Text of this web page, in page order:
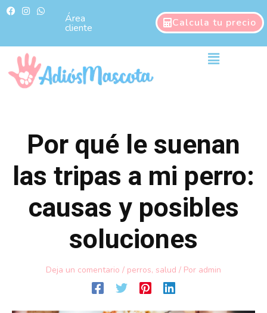
F
a
b
k
I
n
a
g
a
m
W
h
s
p
p
Área
cliente Calcula tu precio
Main
Por qué le suenan
las tripas a mi perro:
causas y posibles
soluciones
Deja un comentario / perros, salud / Por admin